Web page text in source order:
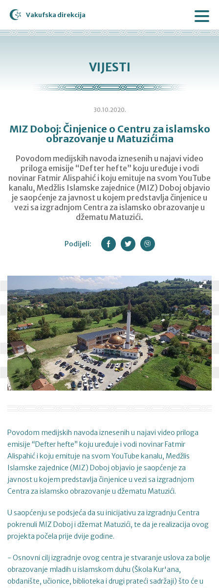
Vakufska direkcija
VIJESTI
30.10.2020.
MIZ Doboj: Činjenice o Centru za islamsko
obrazovanje u Matuzićima
Povodom medijskih navoda iznesenih u najavi video
priloga emisije “Defter hefte” koju uređuje i vodi
novinar Fatmir Alispahić i koju emituje na svom YouTube
kanalu, Medžlis Islamske zajednice (MIZ) Doboj objavio
je saopćenje za javnost u kojem predstavlja činjenice u
vezi sa izgradnjom Centra za islamsko obrazovanje u
džematu Matuzići.
Podijeli:
Povodom medijskih navoda iznesenih u najavi video priloga
emisije “Defter hefte” koju uređuje i vodi novinar Fatmir
Alispahić i koju emituje na svom YouTube kanalu, Medžlis
Islamske zajednice (MIZ) Doboj objavio je saopćenje za
javnost u kojem predstavlja činjenice u vezi sa izgradnjom
Centra za islamsko obrazovanje u džematu Matuzići.
U saopćenju se podsjeća da su inicijativu za izgradnju Centra
pokrenuli MIZ Doboj i džemat Matuzići, te da je realizacija ovog
projekta počela prije dvije godine.
- Osnovni cilj izgradnje ovog centra je stvaranje uslova za bolje
obrazovanje mladih u islamskom duhu (Škola Kur'ana,
obdanište, učionice, biblioteka i drugi prateći sadržaji) što će u